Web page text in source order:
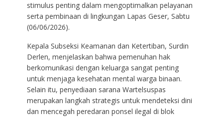
stimulus penting dalam mengoptimalkan pelayanan
serta pembinaan di lingkungan Lapas Geser, Sabtu
(06/06/2026).
Kepala Subseksi Keamanan dan Ketertiban, Surdin
Derlen, menjelaskan bahwa pemenuhan hak
berkomunikasi dengan keluarga sangat penting
untuk menjaga kesehatan mental warga binaan.
Selain itu, penyediaan sarana Wartelsuspas
merupakan langkah strategis untuk mendeteksi dini
dan mencegah peredaran ponsel ilegal di blok